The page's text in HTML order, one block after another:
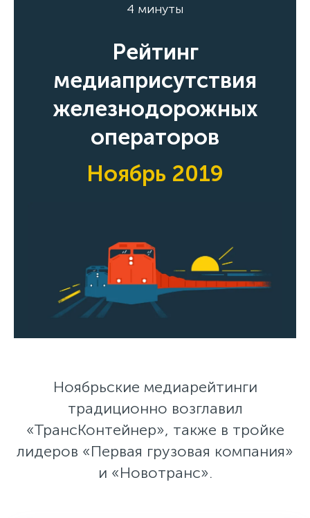
4 минуты
Рейтинг
медиаприсутствия
железнодорожных
операторов
Ноябрь 2019
Ноябрьские медиарейтинги
традиционно возглавил
«ТрансКонтейнер», также в тройке
лидеров «Первая грузовая компания»
и «Новотранс».